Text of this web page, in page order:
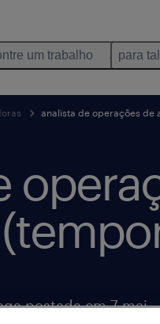
um trabalho para
analista de operações de
vaga postada em 7 maio 2026